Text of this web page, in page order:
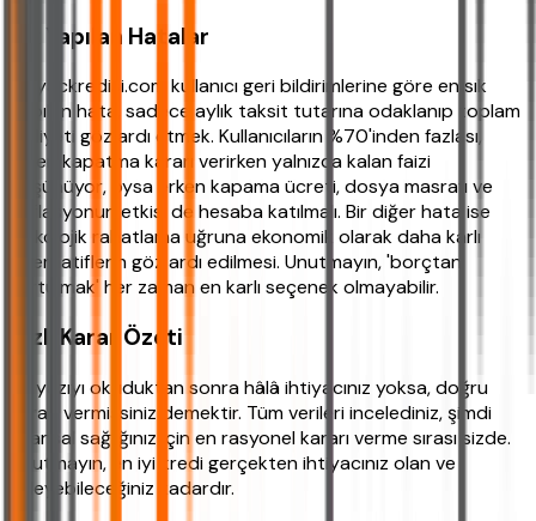
Sık Yapılan Hatalar
ihtiyackredisi.com kullanıcı geri bildirimlerine göre en sık
yapılan hata, sadece aylık taksit tutarına odaklanıp toplam
maliyeti göz ardı etmek. Kullanıcıların %70'inden fazlası,
erken kapatma kararı verirken yalnızca kalan faizi
düşünüyor, oysa erken kapama ücreti, dosya masrafı ve
enflasyonun etkisi de hesaba katılmalı. Bir diğer hata ise
psikolojik rahatlama uğruna ekonomik olarak daha karlı
alternatiflerin göz ardı edilmesi. Unutmayın, 'borçtan
kurtulmak' her zaman en karlı seçenek olmayabilir.
Hızlı Karar Özeti
Bu yazıyı okuduktan sonra hâlâ ihtiyacınız yoksa, doğru
kararı vermişsiniz demektir. Tüm verileri incelediniz, şimdi
finansal sağlığınız için en rasyonel kararı verme sırası sizde.
Unutmayın, en iyi kredi gerçekten ihtiyacınız olan ve
ödeyebileceğiniz kadardır.